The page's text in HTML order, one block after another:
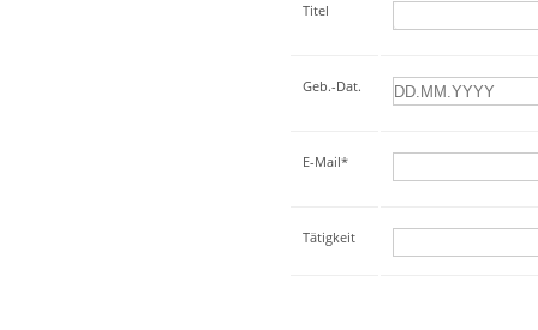
Titel
Geb.-Dat.
E-Mail*
Tätigkeit